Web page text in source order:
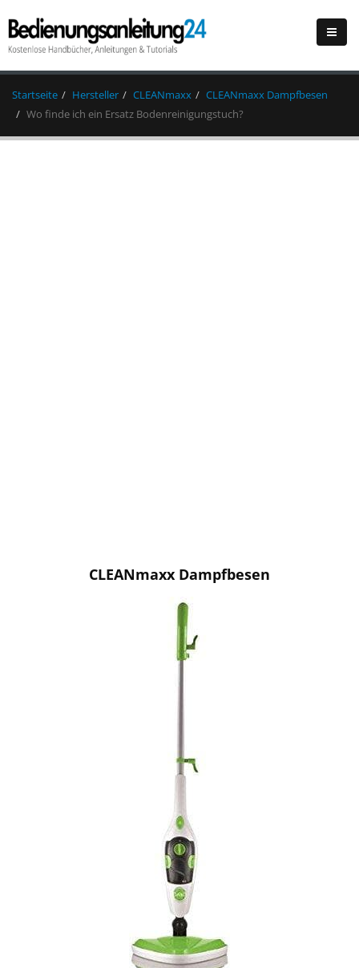
Startseite Hersteller CLEANmaxx
CLEANmaxx Dampfbesen
Wo finde ich ein Ersatz Bodenreinigungstuch?
CLEANmaxx Dampfbesen